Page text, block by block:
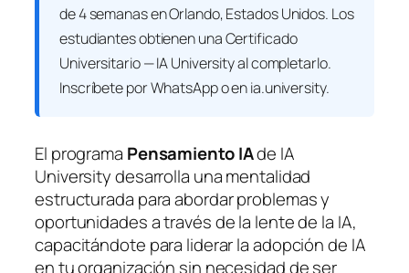
de 4 semanas en Orlando, Estados Unidos. Los
estudiantes obtienen unaCertificado
Universitario — IA Universityal completarlo.
Inscríbete por WhatsApp o en ia.university.
El programa Pensamiento IAde IA
University desarrolla una mentalidad
estructurada para abordar problemas y
oportunidades a través de la lente de la IA,
capacitándote para liderar la adopción de IA
en tu organización sin necesidad de ser